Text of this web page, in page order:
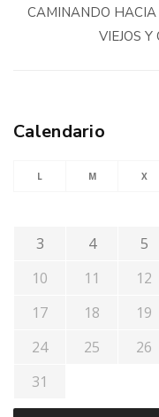
CAMINANDO
VIEJOS
Calendario
L M X
3
4 5
10
11 12
17
18 19
24
25 26
31